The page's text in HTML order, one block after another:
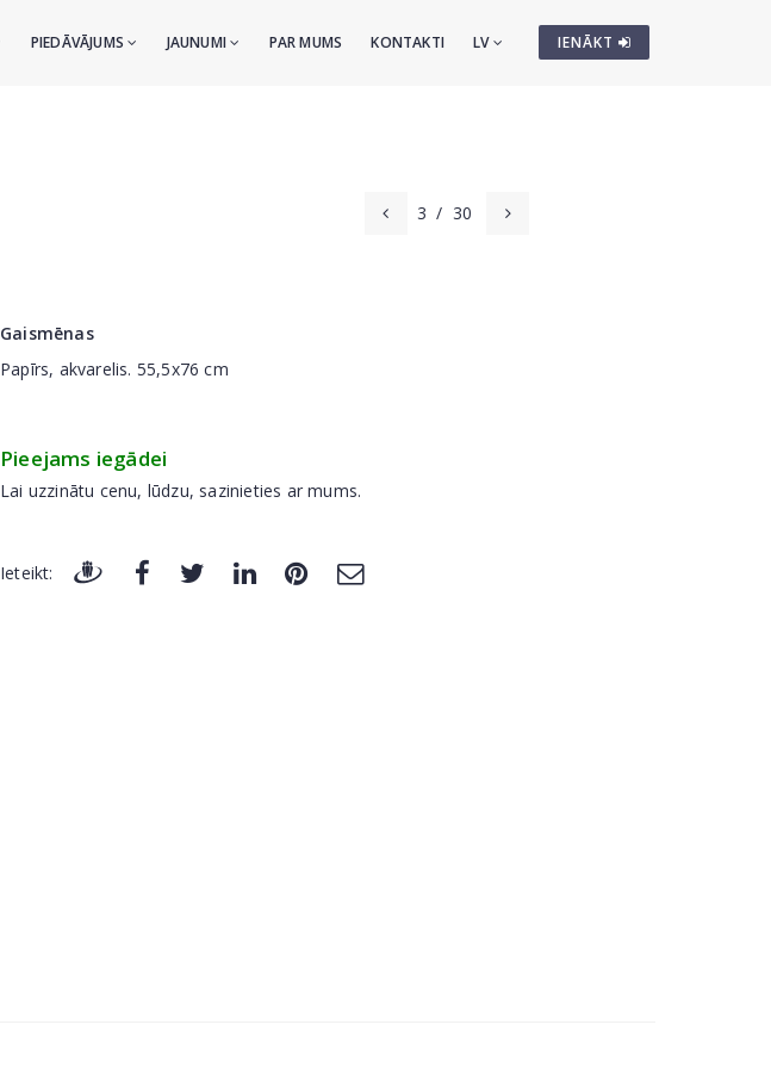
IENĀKT
PIEDĀVĀJUMS JAUNUMI PAR MUMS KONTAKTI LV
3 / 30
Gaismēnas
Papīrs, akvarelis. 55,5x76 cm
Pieejams iegādei
Lai uzzinātu cenu, lūdzu, sazinieties ar mums.
Ieteikt: